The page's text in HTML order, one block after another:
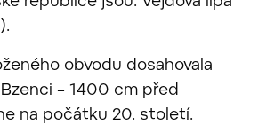
obvodu dosahovala
– 1400 cm před
na počátku 20. století.